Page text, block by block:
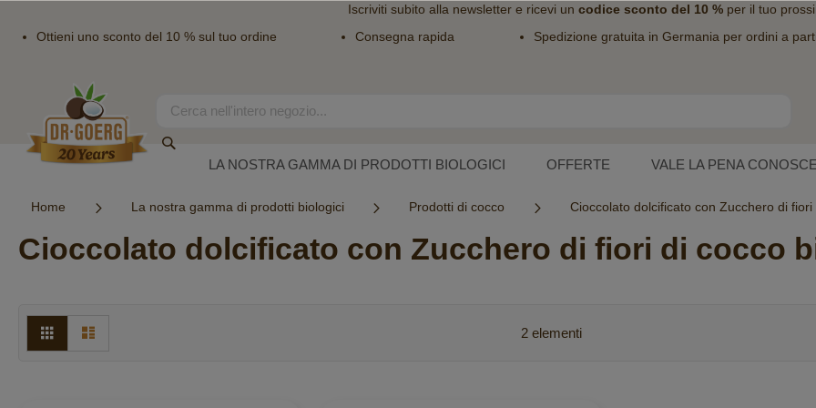
Iscriviti subito alla newslettere ricevi un codice sconto del 10 %per il tuo
Ottieni uno sconto del 10 % sul tuo ordine
Consegna rapida Spedizione gratuita in Germania per ordini a
contenuto
Search
LA NOSTRA GAMMA DI PRODOTTI BIOLOGICI
OFFERTE VALE LA PENA
Home La nostra gamma di prodotti biologici Prodotti di cocco Cioccolato dolcificato con Zucchero di fiori
Cioccolato dolcificato con Zucchero di fiori di cocco
Mostra
come
Griglia 2elementi